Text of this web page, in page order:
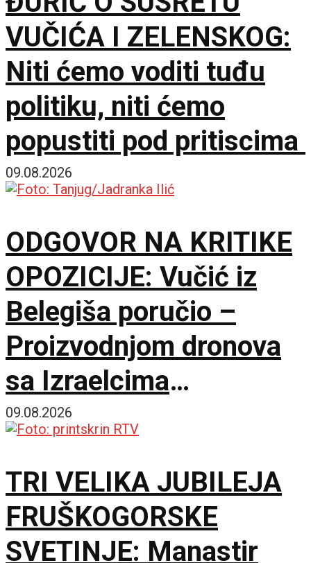
VUČIĆA I ZELENSKOG:
Niti ćemo voditi tuđu
politiku, niti ćemo
popustiti pod pritiscima
09.08.2026
ODGOVOR NA KRITIKE
OPOZICIJE: Vučić iz
Belegiša poručio –
Proizvodnjom dronova
sa Izraelcima
postajemo vojna sila
09.08.2026
TRI VELIKA JUBILEJA
FRUŠKOGORSKE
SVETINJE: Manastir